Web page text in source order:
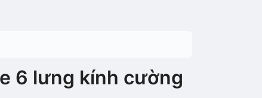
6 lưng kính cường